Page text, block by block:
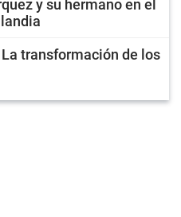
y su hermano en el
La transformación de los